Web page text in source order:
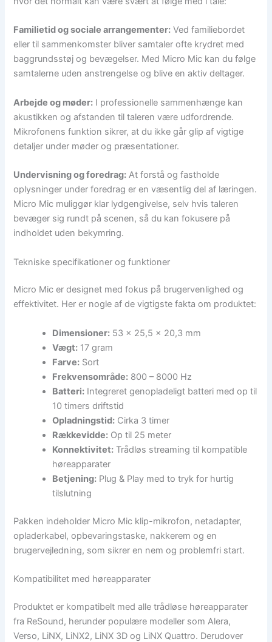
Familietid og sociale arrangementer: Ved familiebordet
eller til sammenkomster bliver samtaler ofte krydret med
baggrundsstøj og bevægelser. Med Micro Mic kan du følge
samtalerne uden anstrengelse og blive en aktiv deltager.
Arbejde og møder: I professionelle sammenhænge kan
akustikken og afstanden til taleren være udfordrende.
Mikrofonens funktion sikrer, at du ikke går glip af vigtige
detaljer under møder og præsentationer.
Undervisning og foredrag: At forstå og fastholde
oplysninger under foredrag er en væsentlig del af læringen.
Micro Mic muliggør klar lydgengivelse, selv hvis taleren
bevæger sig rundt på scenen, så du kan fokusere på
indholdet uden bekymring.
Tekniske specifikationer og funktioner
Micro Mic er designet med fokus på brugervenlighed og
effektivitet. Her er nogle af de vigtigste fakta om produktet:
Dimensioner: 53 x 25,5 x 20,3 mm
Vægt: 17 gram
Farve: Sort
Frekvensområde: 800 – 8000 Hz
Batteri: Integreret genopladeligt batteri med op til
10 timers driftstid
Opladningstid: Cirka 3 timer
Rækkevidde: Op til 25 meter
Konnektivitet: Trådløs streaming til kompatible
høreapparater
Betjening: Plug & Play med to tryk for hurtig
tilslutning
Pakken indeholder Micro Mic klip-mikrofon, netadapter,
opladerkabel, opbevaringstaske, nakkerem og en
brugervejledning, som sikrer en nem og problemfri start.
Kompatibilitet med høreapparater
Produktet er kompatibelt med alle trådløse høreapparater
fra ReSound, herunder populære modeller som Alera,
Verso, LiNX, LiNX2, LiNX 3D og LiNX Quattro. Derudover